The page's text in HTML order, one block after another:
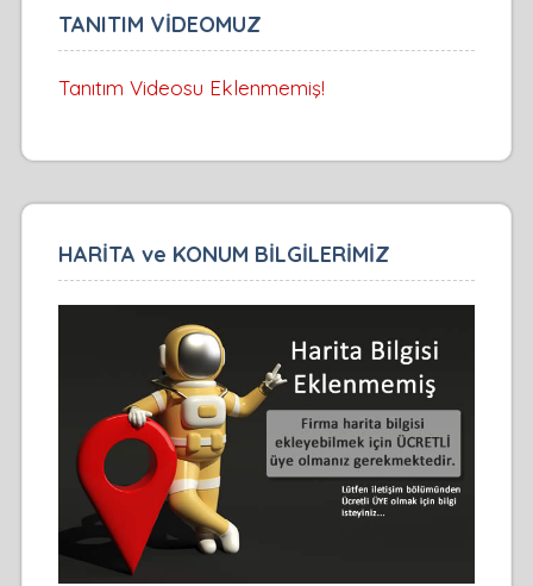
TANITIM VİDEOMUZ
Tanıtım Videosu Eklenmemiş!
HARİTA ve KONUM BİLGİLERİMİZ